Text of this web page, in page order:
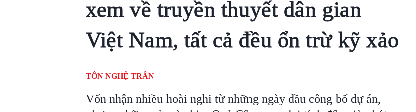
xem về truyền thuyết dân gian
Việt Nam, tất cả đều ổn trừ kỹ xảo
TÔN NGHỆ TRÂN
Vốn nhận nhiều hoài nghi từ những ngày đầu công bố dự án,